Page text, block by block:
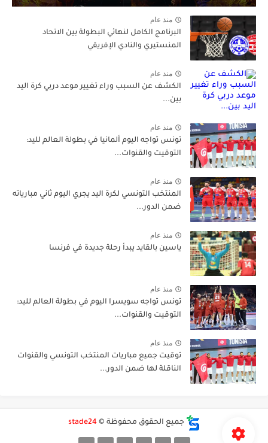
منذ عام
البرنامج الكامل لنهائي البطولة بين الاتحاد
المنستيري والنادي الإفريقي
منذ عام
الكشف عن السبب وراء تغيير موعد دربي كرة اليد
بين...
منذ عام
تونس تواجه اليوم ألمانيا في بطولة العالم لليد:
التوقيت والقنوات...
منذ عام
المنتخب التونسي لكرة اليد يجري اليوم ثاني مبارياته
ضمن الدور...
منذ عام
ياسين بالقايد يبدأ رحلة جديدة في فرنسا
منذ عام
تونس تواجه سويسرا اليوم في بطولة العالم لليد:
التوقيت والقنوات...
منذ عام
توقيت جميع مباريات المنتخب التونسي والقنوات
الناقلة لها ضمن الدور...
جميع الحقوق محفوظة © stade24